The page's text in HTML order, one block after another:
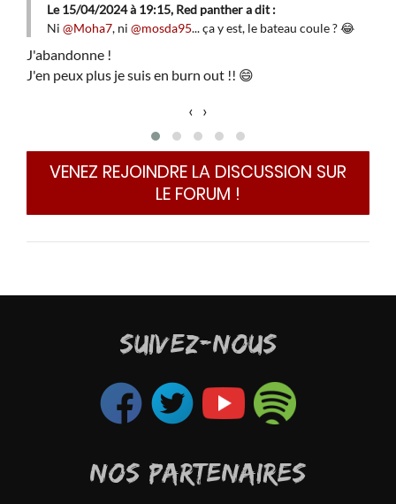
Le 15/04/2024 à 19:15, Red panther a dit :
Ni @Moha7, ni @mosda95... ça y est, le bateau coule ?😂
J'abandonne !
J'en peux plus je suis en burn out !! 😄
‹ ›
VENEZ REJOINDRE LA DISCUSSION SUR
LE FORUM !
SUIVEZ-NOUS
NOS PARTENAIRES